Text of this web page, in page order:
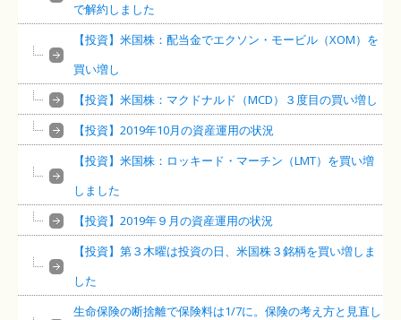
で解約しました
【投資】米国株：配当金でエクソン・モービル（XOM）を
買い増し
【投資】米国株：マクドナルド（MCD）３度目の買い増し
【投資】2019年10月の資産運用の状況
【投資】米国株：ロッキード・マーチン（LMT）を買い増
しました
【投資】2019年９月の資産運用の状況
【投資】第３木曜は投資の日、米国株３銘柄を買い増しま
した
生命保険の断捨離で保険料は1/7に。保険の考え方と見直し